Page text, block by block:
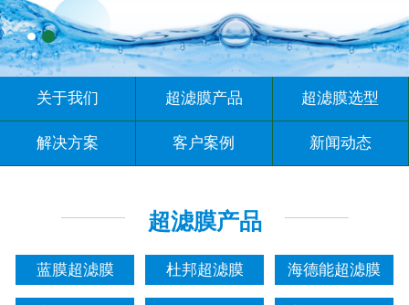
关于我们 超滤膜产品 超滤膜选型
解决方案 客户案例 新闻动态
超滤膜产品
蓝膜超滤膜 杜邦超滤膜 海德能超滤膜